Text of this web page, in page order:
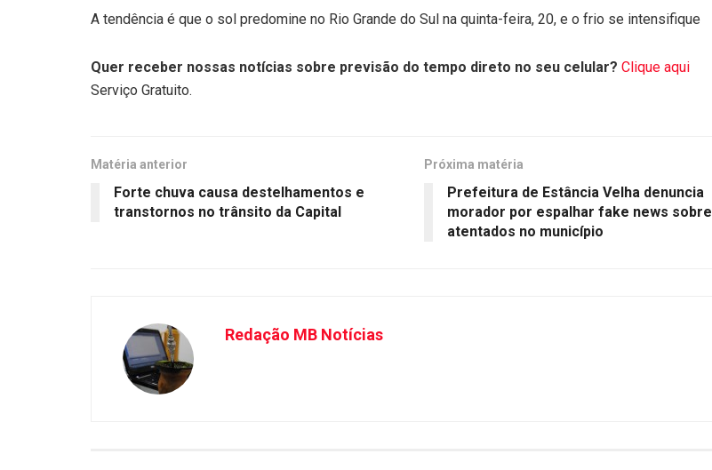
A tendência é que o sol predomine no Rio Grande do Sul na quinta-feira, 20, e o frio se intensifique
Quer receber nossas notícias sobre previsão do tempo direto no seu celular? Clique aqui
Serviço Gratuito.
Matéria anterior
Forte chuva causa destelhamentos e
transtornos no trânsito da Capital
Próxima matéria
Prefeitura de Estância Velha denuncia
morador por espalhar fake news sobre
atentados no município
Redação MB Notícias